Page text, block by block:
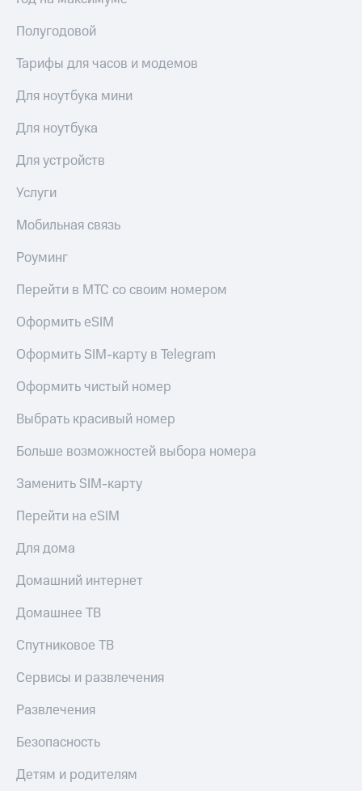
МТС
Все
приложения
Финансы
Инвестиции
онлайн
полисов
Скидка 30%
МТС
МТС
Накопления
деньги
и получайте
доход 15%
Платежи
переводы
Пополнить
МТС
Настройки
номер
оператора
Оплата
интернета
Деньги
Накопления
Откладывайте
деньги
и получайте
доход 15%
Условия
30%
RED,
и МТС Супер
при оплате
МТС Деньги
Обзоры
товаров
до 40%
на смартфоны
покупке
МТС
Полугодовой
Тарифы для часов и модемов
Для ноутбука мини
Для ноутбука
Для устройств
Услуги
Мобильная связь
Роуминг
Перейти в МТС со своим номером
Оформить eSIM
Оформить SIM-карту в Telegram
Оформить чистый номер
Выбрать красивый номер
Больше возможностей выбора номера
Заменить SIM-карту
Перейти на eSIM
Для дома
Домашний интернет
Домашнее ТВ
Спутниковое ТВ
Сервисы и развлечения
Развлечения
Безопасность
Детям и родителям